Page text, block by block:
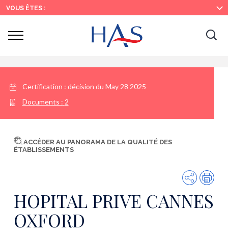
Search
Main
Menu
Main
Content
VOUS ÊTES :
Ouvrir
Certification : décision du May 28 2025
Documents : 2
ACCÉDER AU PANORAMA DE LA QUALITÉ DES
ÉTABLISSEMENTS
Share
HOPITAL PRIVE CANNES
OXFORD